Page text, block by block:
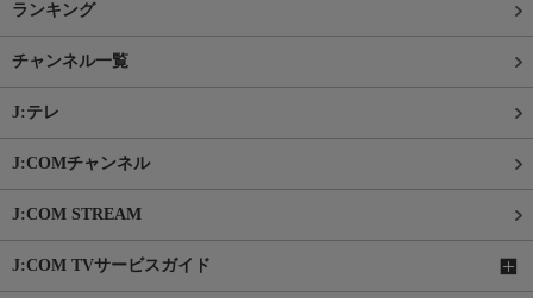
ランキング
チャンネル一覧
J:テレ
J:COMチャンネル
J:COM STREAM
J:COM TVサービスガイド